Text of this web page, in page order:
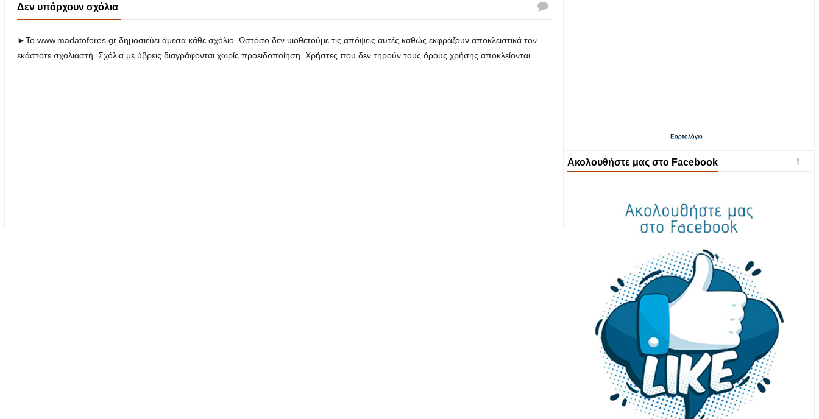
Δεν υπάρχουν σχόλια
►Το www.madatoforos.gr δημοσιεύει άμεσα κάθε σχόλιο. Ωστόσο δεν υιοθετούμε τις απόψεις αυτές καθώς εκφράζουν αποκλειστικά τον
εκάστοτε σχολιαστή. Σχόλια με ύβρεις διαγράφονται χωρίς προειδοποίηση. Χρήστες που δεν τηρούν τους όρους χρήσης αποκλείονται.
Εορτολόγιο
Ακολουθήστε μας στο Facebook